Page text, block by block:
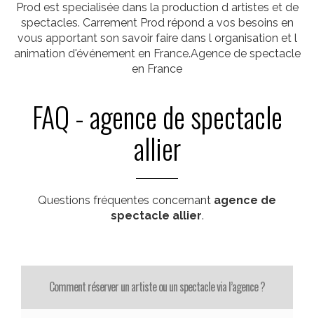
Prod est specialisée dans la production d artistes et de
spectacles. Carrement Prod répond a vos besoins en
vous apportant son savoir faire dans l organisation et l
animation d'événement en France.Agence de spectacle
en France
FAQ - agence de spectacle
allier
Questions fréquentes concernant agence de
spectacle allier.
Comment réserver un artiste ou un spectacle via l’agence ?